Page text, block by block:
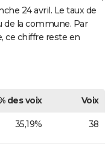
24 avril. Le taux de
de la commune. Par
ce chiffre reste en
des voix
Voix
35,19% 38